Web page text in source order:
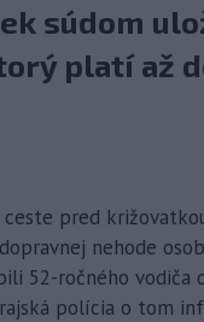
súdom
platí až
ceste pred
nehode
52-ročného vodiča
polícia o tom